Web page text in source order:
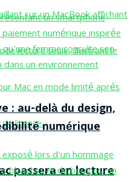
passera en lecture
: au-delà du design,
numérique